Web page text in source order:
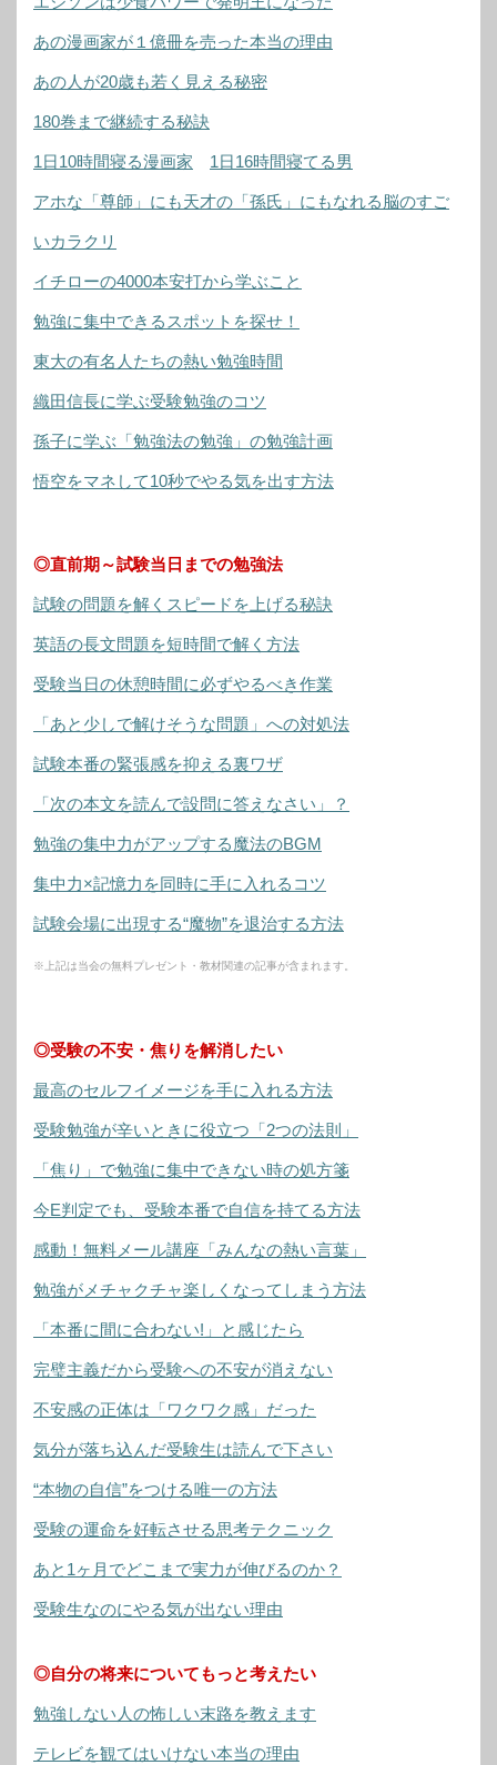
あの漫画家が１億冊を売った本当の理由
あの人が20歳も若く見える秘密
180巻まで継続する秘訣
1日10時間寝る漫画家 1日16時間寝てる男
アホな「尊師」にも天才の「孫氏」にもなれる脳のすご
いカラクリ
イチローの4000本安打から学ぶこと
勉強に集中できるスポットを探せ！
東大の有名人たちの熱い勉強時間
織田信長に学ぶ受験勉強のコツ
孫子に学ぶ「勉強法の勉強」の勉強計画
悟空をマネして10秒でやる気を出す方法
◎直前期～試験当日までの勉強法
試験の問題を解くスピードを上げる秘訣
英語の長文問題を短時間で解く方法
受験当日の休憩時間に必ずやるべき作業
「あと少しで解けそうな問題」への対処法
試験本番の緊張感を抑える裏ワザ
「次の本文を読んで設問に答えなさい」？
勉強の集中力がアップする魔法のBGM
集中力×記憶力を同時に手に入れるコツ
試験会場に出現する“魔物”を退治する方法
※上記は当会の無料プレゼント・教材関連の記事が含まれます。
◎受験の不安・焦りを解消したい
最高のセルフイメージを手に入れる方法
受験勉強が辛いときに役立つ「2つの法則」
「焦り」で勉強に集中できない時の処方箋
今E判定でも、受験本番で自信を持てる方法
感動！無料メール講座「みんなの熱い言葉」
勉強がメチャクチャ楽しくなってしまう方法
「本番に間に合わない!」と感じたら
完璧主義だから受験への不安が消えない
不安感の正体は「ワクワク感」だった
気分が落ち込んだ受験生は読んで下さい
“本物の自信”をつける唯一の方法
受験の運命を好転させる思考テクニック
あと1ヶ月でどこまで実力が伸びるのか？
受験生なのにやる気が出ない理由
◎自分の将来についてもっと考えたい
勉強しない人の怖しい末路を教えます
テレビを観てはいけない本当の理由